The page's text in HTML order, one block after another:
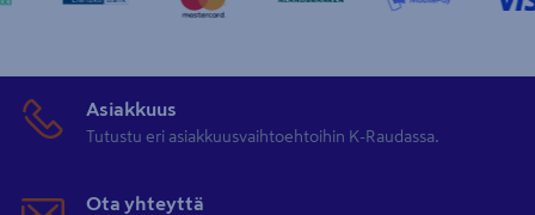
Asiakkuus
Tutustu eri asiakkuusvaihtoehtoihin K-Raudassa.
Ota yhteyttä